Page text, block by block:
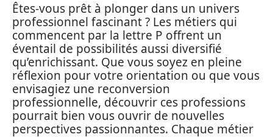
Êtes-vous prêt à plonger dans un univers
professionnel fascinant ? Les métiers qui
commencent par la lettre P offrent un
éventail de possibilités aussi diversifié
qu’enrichissant. Que vous soyez en pleine
réflexion pour votre orientation ou que vous
envisagiez une reconversion
professionnelle, découvrir ces professions
pourrait bien vous ouvrir de nouvelles
perspectives passionnantes. Chaque métier